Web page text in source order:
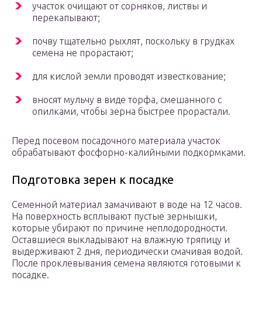
участок очищают от сорняков, листвы и
перекапывают;
почву тщательно рыхлят, поскольку в грудках
семена не прорастают;
для кислой земли проводят известкование;
вносят мульчу в виде торфа, смешанного с
опилками, чтобы зерна быстрее прорастали.
Перед посевом посадочного материала участок
обрабатывают фосфорно-калийными подкормками.
Подготовка зерен к посадке
Семенной материал замачивают в воде на 12 часов.
На поверхность всплывают пустые зернышки,
которые убирают по причине неплодородности.
Оставшиеся выкладывают на влажную тряпицу и
выдерживают 2 дня, периодически смачивая водой.
После проклевывания семена являются готовыми к
посадке.